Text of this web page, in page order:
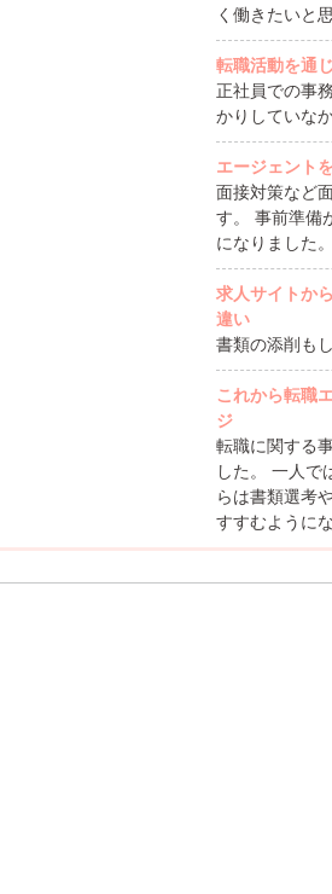
く働きたいと
転職活動を通
正社員での事
かりしていな
エージェント
面接対策など
す。 事前準備
になりました。
求人サイトか
違い
書類の添削も
これから転職
ジ
転職に関する
した。 一人で
らは書類選考
すすむように